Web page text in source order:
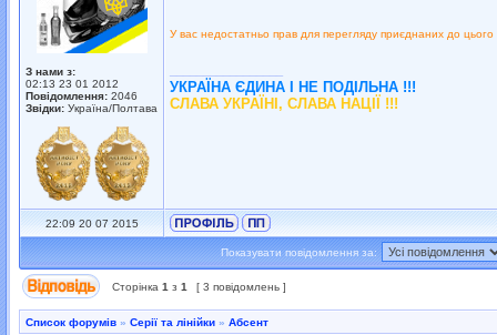
З нами з:
02:13 23 01 2012
Повідомлення: 2046
Звідки: Україна/Полтава
У вас недостатньо прав для перегляду приєднаних до цього
УКРАЇНА ЄДИНА І НЕ ПОДІЛЬНА !!!
СЛАВА УКРАЇНІ, СЛАВА НАЦІЇ !!!
22:09 20 07 2015
Показувати повідомлення за:
Сторінка 1 з 1 [ 3 повідомлень ]
Список форумів » Серії та лінійки » Абсент